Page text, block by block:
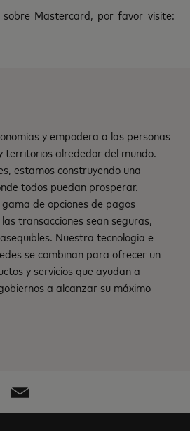
Mastercard, por favor visite:
y empodera a las personas
territorios alrededor del mundo.
estamos construyendo una
todos puedan prosperar.
de opciones de pagos
transacciones sean seguras,
Nuestra tecnología e
se combinan para ofrecer un
y servicios que ayudan a
a alcanzar su máximo